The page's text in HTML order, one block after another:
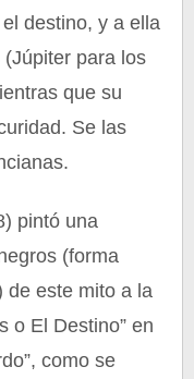
destino, y a ella
para los
que su
Se las
pintó una
(forma
de este mito a la
o El Destino” en
como se